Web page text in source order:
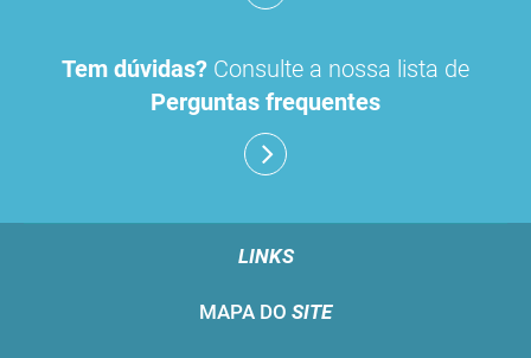
Tem dúvidas? Consulte a nossa lista de
Perguntas frequentes
LINKS
MAPA DO SITE